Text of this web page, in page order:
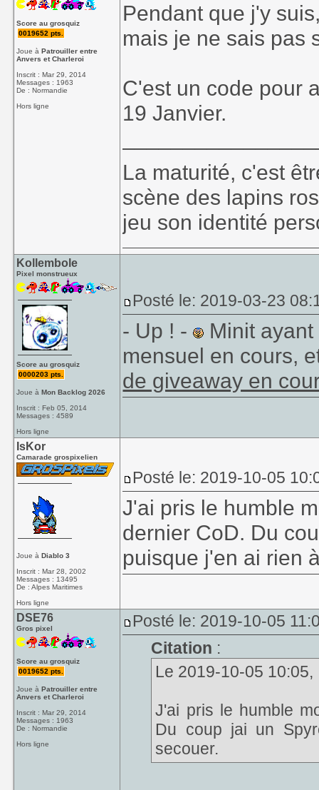
Score au grosquiz
0019652 pts.
Joue àPatrouiller entre
Anvers et Charleroi
Inscrit : Mar 29, 2014
Messages : 1963
De : Normandie
Hors ligne
Pendant que j'y
mais je ne sais pas
C'est un code pour
19 Janvier.
La maturité, c'est
scène des lapins
jeu son identité
Kollembole
Pixel monstrueux
Score au grosquiz
0000203 pts.
Joue àMon Backlog 2026
Inscrit : Feb 05, 2014
Messages : 4589
Hors ligne
Posté le: 2019-03-23
- Up ! -
Minit
mensuel en cours,
de giveaway en
IsKor
Camarade grospixelien
Joue àDiablo 3
Inscrit : Mar 28, 2002
Messages : 13495
De : Alpes Maritimes
Hors ligne
Posté le: 2019-10-05
J'ai pris le humble
dernier CoD. Du
puisque j'en ai rien
DSE76
Gros pixel
Score au grosquiz
0019652 pts.
Joue àPatrouiller entre
Anvers et Charleroi
Inscrit : Mar 29, 2014
Messages : 1963
De : Normandie
Hors ligne
Posté le: 2019-10-05
Citation :
Le 2019-10-05 10:05,
J'ai pris le humble
Du coup jai un
secouer.